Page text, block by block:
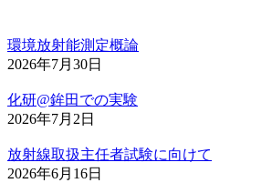
環境放射能測定概論
2026年7月30日
化研@鉾田での実験
2026年7月2日
放射線取扱主任者試験に向けて
2026年6月16日